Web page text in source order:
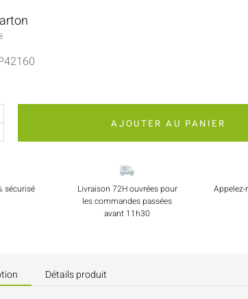
AJOUTER AU PANIER
sécurisé
Livraison 72H ouvrées pour
les commandes passées
avant 11h30
Détails produit